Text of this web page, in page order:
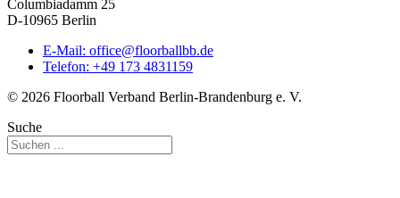
Columbiadamm 25
D-10965 Berlin
E-Mail: ed.bbllabroolf@eciffo
Telefon: +49 173 4831159
© 2026 Floorball Verband Berlin-Brandenburg e. V.
Suche